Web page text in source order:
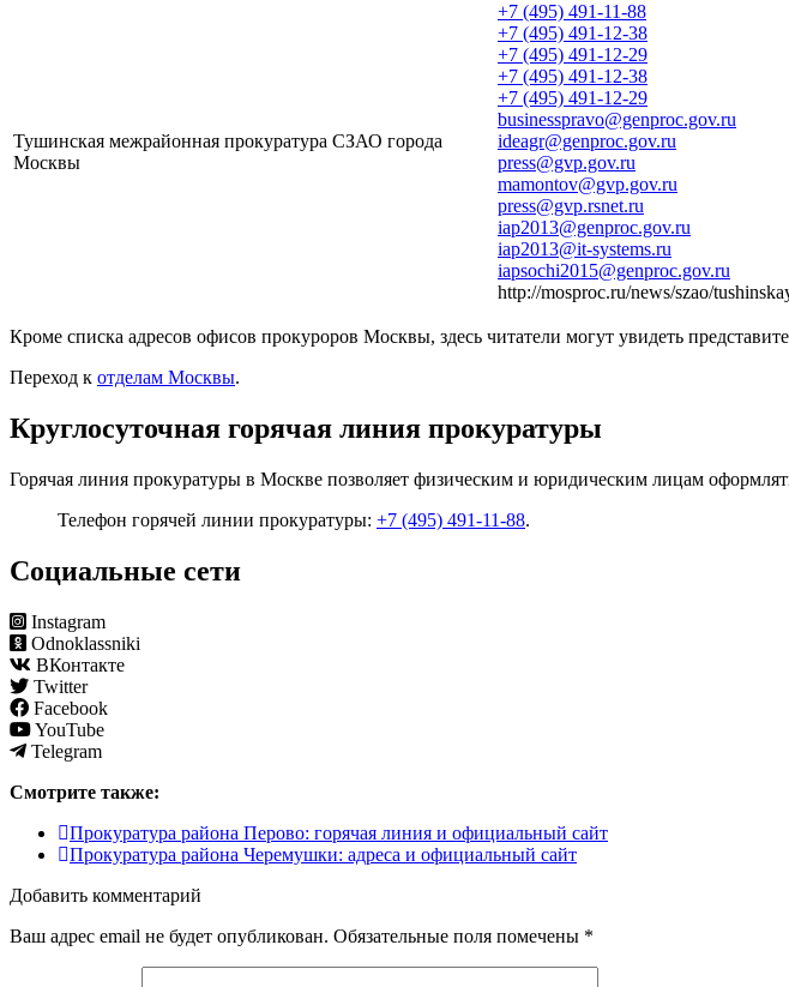
Тушинская межрайонная прокуратура СЗАО города
Москвы
+7 (495) 491-11-88
+7 (495) 491-12-38
+7 (495) 491-12-29
+7 (495) 491-12-38
+7 (495) 491-12-29
businesspravo@genproc.gov.ru
ideagr@genproc.gov.ru
press@gvp.gov.ru
mamontov@gvp.gov.ru
press@gvp.rsnet.ru
iap2013@genproc.gov.ru
iap2013@it-systems.ru
iapsochi2015@genproc.gov.ru
http://mosproc.ru/news/szao/
Кроме списка адресов офисов прокуроров Москвы, здесь читатели могут увидеть
Переход к отделам Москвы.
Круглосуточная горячая линия прокуратуры
Горячая линия прокуратуры в Москве позволяет физическим и юридическим лицам
Телефон горячей линии прокуратуры: +7 (495) 491-11-88.
Социальные сети
Instagram
Odnoklassniki
ВКонтакте
Twitter
Facebook
YouTube
Telegram
Смотрите также:
Прокуратура района Перово: горячая линия и официальный сайт
Прокуратура района Черемушки: адреса и официальный сайт
Добавить комментарий
Ваш адрес email не будет опубликован. Обязательные поля помечены *